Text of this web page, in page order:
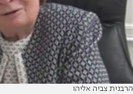
הרבנית צביה אליהו